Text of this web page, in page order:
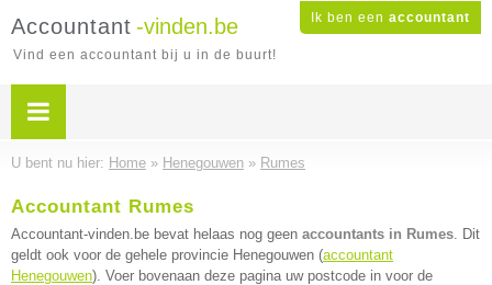
Ik ben een accountant
Accountant -vinden.be
Vind een accountant bij u in de buurt!
U bent nu hier: Home » Henegouwen » Rumes
Accountant Rumes
Accountant-vinden.be bevat helaas nog geen accountants in Rumes. Dit
geldt ook voor de gehele provincie Henegouwen (accountant
Henegouwen). Voer bovenaan deze pagina uw postcode in voor de